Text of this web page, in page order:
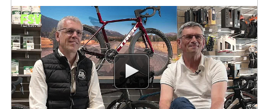
Accès
éditeur